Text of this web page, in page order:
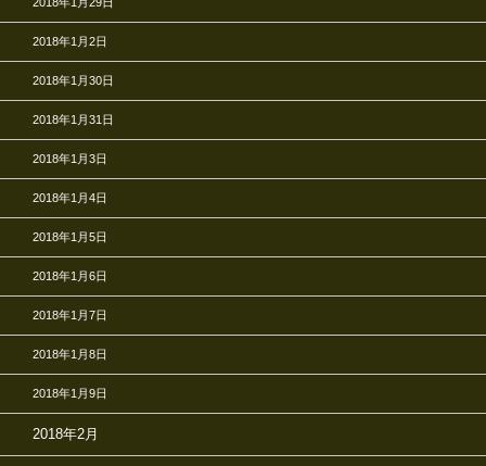
2018年1月2日
2018年1月30日
2018年1月31日
2018年1月3日
2018年1月4日
2018年1月5日
2018年1月6日
2018年1月7日
2018年1月8日
2018年1月9日
2018年2月